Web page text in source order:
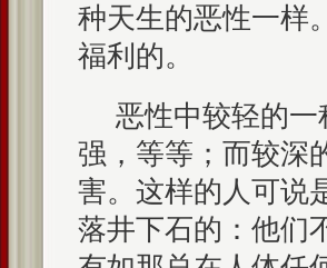
种天生的恶性一样
福利的。
恶性中较轻的
强，等等；而较深
害。这样的人可说
落井下石的：他们